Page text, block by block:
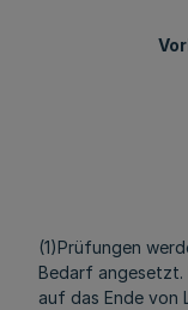
(1)Prüfungen
Bedarf angesetzt.
auf das Ende von